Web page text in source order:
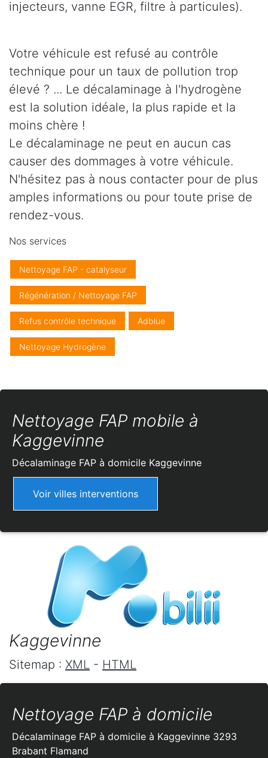
injecteurs, vanne EGR, filtre à particules).
Votre véhicule est refusé au contrôle
technique pour un taux de pollution trop
élevé ? ... Le décalaminage à l'hydrogène
est la solution idéale, la plus rapide et la
moins chère !
Le décalaminage ne peut en aucun cas
causer des dommages à votre véhicule.
N'hésitez pas à nous contacter pour de plus
amples informations ou pour toute prise de
rendez-vous.
Nos services
Nettoyage FAP - catalyseur
Régénération / Nettoyage FAP
Refus contrôle technique Adblue
Nettoyage Hydrogène
Nettoyage FAP mobile à
Kaggevinne
Décalaminage FAP à domicile Kaggevinne
Voir villes interventions
Kaggevinne
Sitemap : XML - HTML
Nettoyage FAP à domicile
Décalaminage FAP à domicile à Kaggevinne 3293
Brabant Flamand